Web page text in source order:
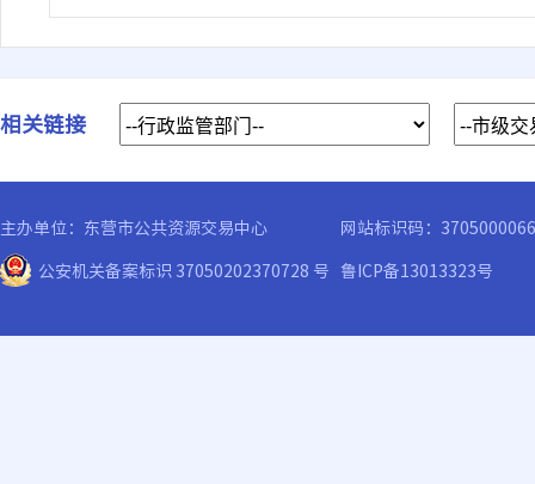
相关链接
主办单位：东营市公共资源交易中心
网站标识码：3705000066
公安机关备案标识 37050202370728 号 鲁ICP备13013323号